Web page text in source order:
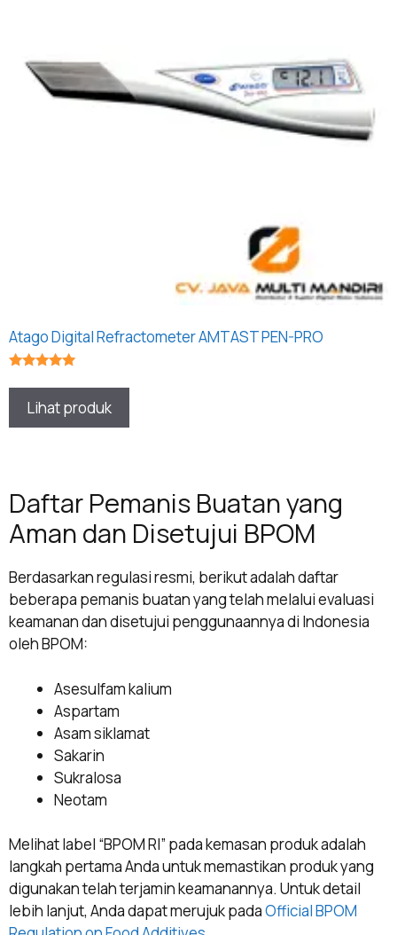
Atago Digital Refractometer AMTAST PEN-PRO
Lihat produk
Daftar Pemanis Buatan yang
Aman dan Disetujui BPOM
Berdasarkan regulasi resmi, berikut adalah daftar
beberapa pemanis buatan yang telah melalui evaluasi
keamanan dan disetujui penggunaannya di Indonesia
oleh BPOM:
Asesulfam kalium
Aspartam
Asam siklamat
Sakarin
Sukralosa
Neotam
Melihat label “BPOM RI” pada kemasan produk adalah
langkah pertama Anda untuk memastikan produk yang
digunakan telah terjamin keamanannya. Untuk detail
lebih lanjut, Anda dapat merujuk padaOfficial BPOM